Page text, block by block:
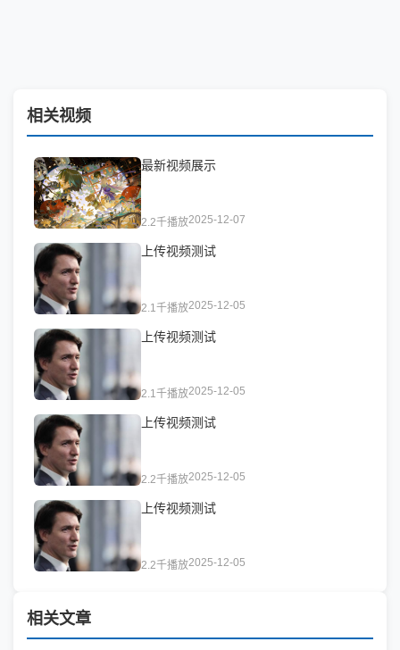
相关视频
最新视频展示
2.2千播放2025-12-07
上传视频测试
2.1千播放2025-12-05
上传视频测试
2.1千播放2025-12-05
上传视频测试
2.2千播放2025-12-05
上传视频测试
2.2千播放2025-12-05
相关文章